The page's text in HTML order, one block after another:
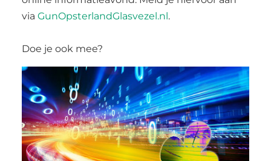
via GunOpsterlandGlasvezel.nl.
Doe je ook mee?